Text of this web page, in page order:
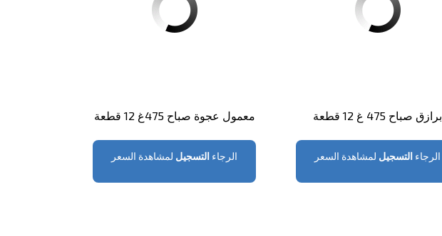
معمول عجوة صباح 475غ 12 قطعة
التسجيل الرجاء
برازق صباح 475 غ 12 قطعة
التسجيل الرجاء